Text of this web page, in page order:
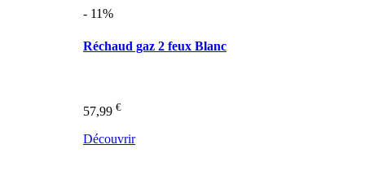
- 11%
Réchaud gaz 2 feux Blanc
57,99 €
Découvrir